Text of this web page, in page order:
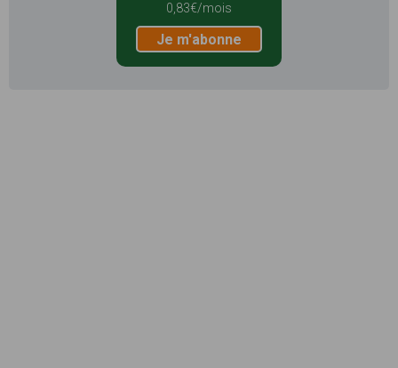
0,83€/mois
Je m'abonne